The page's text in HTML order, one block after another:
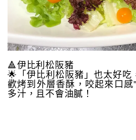
🔺伊比利松阪豬
🌟「伊比利松阪豬」也太好吃
歡烤到外層香酥，咬起來口感
多汁，且不會油膩！